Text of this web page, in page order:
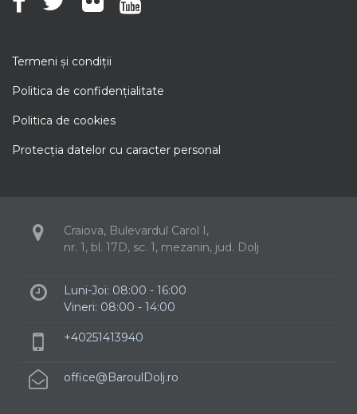
Termeni şi condiţii
Politica de confidenţialitate
Politica de cookies
Protecţia datelor cu caracter personal
Craiova, Bulevardul Carol I,
nr. 1, bl. 17D, sc. 1, mezanin, jud. Dolj
Luni-Joi: 08:00 - 16:00
Vineri: 08:00 - 14:00
+40251413940
office@BaroulDolj.ro